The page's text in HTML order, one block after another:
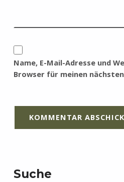
Name, E-Mail-Adresse und
Browser für meinen
Suche